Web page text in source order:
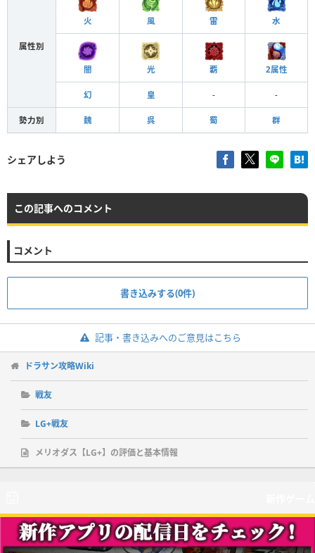
属性別
火 風 雷 水
闇 光 覇 2属性
幻 皇 - -
勢力別 魏 呉 蜀 群
シェアしよう
この記事へのコメント
コメント
書き込みする(0件)
記事・書き込みへのご意見はこちら
ドラサン攻略Wiki
戦友
LG+戦友
メリオダス【LG+】の評価と基本情報